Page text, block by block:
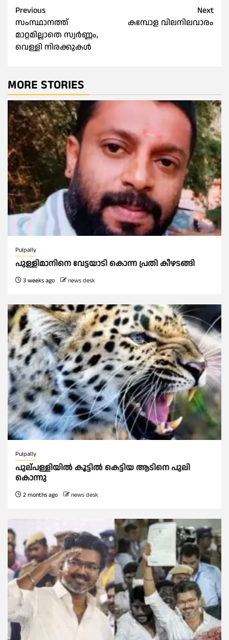
Post
navigation
Previous
സംസ്ഥാനത്ത്
മാറ്റമില്ലാതെ സ്വർണ്ണം,
വെള്ളി നിരക്കുകൾ
Next
കമ്പോള വിലനിലവാരം
MORE STORIES
Pulpally
പുള്ളിമാനിനെ വേട്ടയാടി കൊന്ന പ്രതി കീഴടങ്ങി
3 weeks ago news desk
Pulpally
പുല്പള്ളിയിൽ കൂട്ടില്‍ കെട്ടിയ ആടിനെ പുലി
കൊന്നു
2 months ago news desk